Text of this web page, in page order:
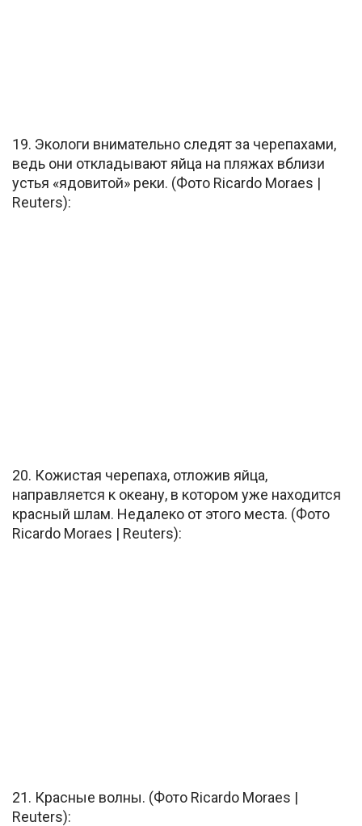
19. Экологи внимательно следят за черепахами,
ведь они откладывают яйца на пляжах вблизи
устья «ядовитой» реки. (Фото Ricardo Moraes |
Reuters):
20. Кожистая черепаха, отложив яйца,
направляется к океану, в котором уже находится
красный шлам. Недалеко от этого места. (Фото
Ricardo Moraes | Reuters):
21. Красные волны. (Фото Ricardo Moraes |
Reuters):